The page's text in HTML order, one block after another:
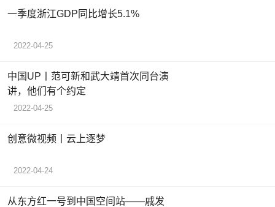
一季度浙江GDP同比增长5.1%
2022-04-25
中国UP丨范可新和武大靖首次同台演
讲，他们有个约定
2022-04-25
创意微视频丨云上逐梦
2022-04-24
从东方红一号到中国空间站——戚发